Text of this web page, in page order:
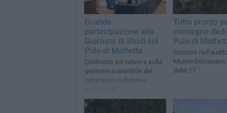
Grande
partecipazione alla
Giornata di Studi sul
Pulo di Molfetta
Confronto sul valore e sulla
gestione sostenibile del
patrimonio culturale e
Tutto pronto
convegno
Pulo di
Incontro
Museo Diocesano
dalle 17